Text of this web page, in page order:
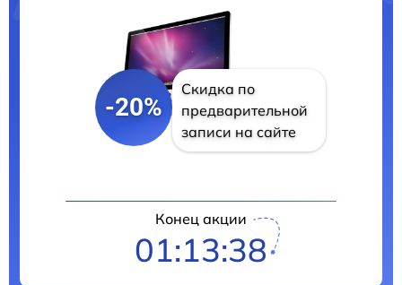
-20%
Скидка по
предварительной
записи на сайте
Конец акции
01:13:37